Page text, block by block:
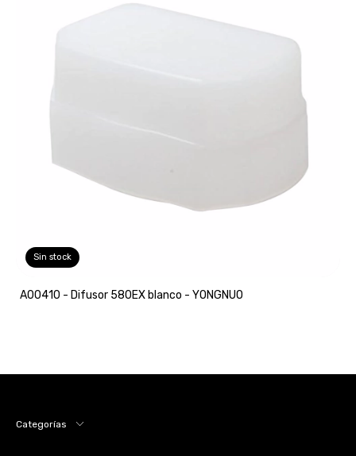
Sin stock
A00410 - Difusor 580EX blanco - YONGNUO
Categorías